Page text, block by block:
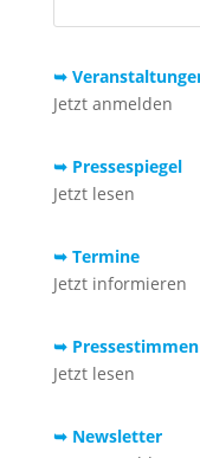
➥
Jetzt anmelden
➥ Pressespiegel
Jetzt lesen
➥ Termine
Jetzt informieren
➥ Pressestimmen
Jetzt lesen
➥ Newsletter